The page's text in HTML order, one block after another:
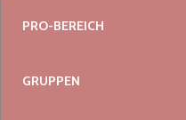
PRO-BEREICH
GRUPPEN